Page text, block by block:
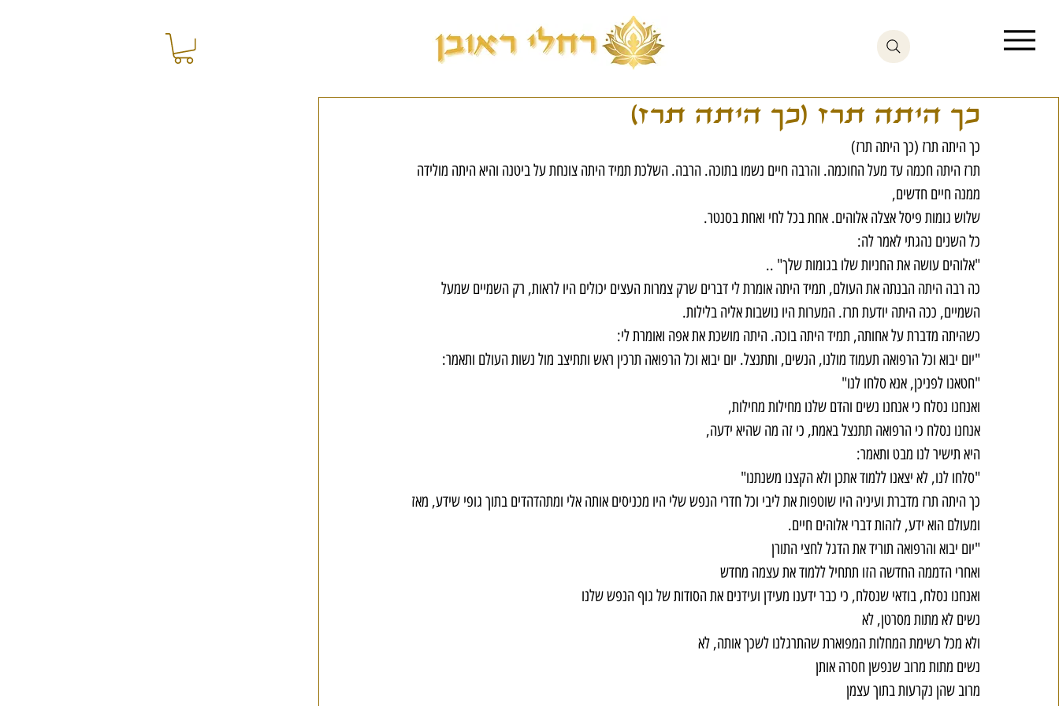
כך היתה תרז (כך היתה תרז)
כך היתה תרז (כך היתה תרז)
תרז היתה חכמה עד מעל החוכמה. והרבה חיים נשמו בתוכה. הרבה. השלכת תמיד היתה צונחת על ביטנה והיא היתה מולידה
ממנה חיים חדשים,
שלוש גומות פיסל אצלה אלוהים. אחת בכל לחי ואחת בסנטר.
כל השנים נהגתי לאמר לה:
"אלוהים עושה את החניות שלו בגומות שלך" ..
כה רבה היתה הבנתה את העולם, תמיד היתה אומרת לי דברים שרק צמרות העצים יכולים היו לראות, רק השמיים שמעל
השמיים, ככה היתה יודעת תרז. המערות היו נושבות אליה בלילות.
כשהיתה מדברת על אחותה, תמיד היתה בוכה. היתה מושכת את אפה ואומרת לי:
"יום יבוא וכל הרפואה תעמוד מולנו, הנשים, ותתנצל. יום יבוא וכל הרפואה תרכין ראש ותתיצב מול נשות העולם ותאמר:
"חטאנו לפניכן, אנא סלחו לנו"
ואנחנו נסלח כי אנחנו נשים והדם שלנו מחילות מחילות,
אנחנו נסלח כי הרפואה תתנצל באמת, כי זה מה שהיא ידעה,
היא תישיר לנו מבט ותאמר:
"סלחו לנו, לא יצאנו ללמוד אתכן ולא הקצנו משנתנו"
כך היתה תרז מדברת ועיניה היו שוטפות את ליבי וכל חדרי הנפש שלי היו מכניסים אותה אלי ומתהדהדים בתוך גופי שידע, מאז
ומעולם הוא ידע, לזהות דברי אלוהים חיים.
"יום יבוא והרפואה תוריד את הדגל לחצי התורן
ואחרי הדממה החדשה הזו תתחיל ללמוד את עצמה מחדש
ואנחנו נסלח, בודאי שנסלח, כי כבר ידענו מעידן ועידנים את הסודות של גוף הנפש שלנו
נשים לא מתות מסרטן, לא
ולא מכל רשימת המחלות המפוארת שהתרגלנו לשכך אותה, לא
נשים מתות מרוב שנפשן חסרה אותן
מרוב שהן נקרעות בתוך עצמן